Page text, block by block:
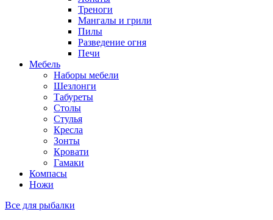
Треноги
Мангалы и грили
Пилы
Разведение огня
Печи
Мебель
Наборы мебели
Шезлонги
Табуреты
Столы
Стулья
Кресла
Зонты
Кровати
Гамаки
Компасы
Ножи
Все для рыбалки